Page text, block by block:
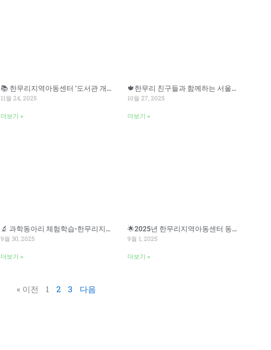
📚 한무리지역아동센터 ‘도서관 개관식’ 안내
11월 24, 2025
더보기 »
🍁한무리 친구들과 함께하는 서울랜드 문화활동
10월 27, 2025
더보기 »
🔬 과학동아리 체험학습-한무리지역아동센터
9월 30, 2025
더보기 »
🌟2025년 한무리지역아동센터 동아리 캠프🌟
9월 1, 2025
더보기 »
« 이전 1 2 3 다음